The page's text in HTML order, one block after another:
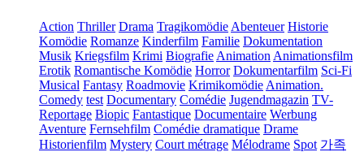
Action Thriller Drama Tragikomödie Abenteuer Historie
Komödie Romanze Kinderfilm Familie Dokumentation
Musik Kriegsfilm Krimi Biografie Animation Animationsfilm
Erotik Romantische Komödie Horror Dokumentarfilm Sci-Fi
Musical Fantasy Roadmovie Krimikomödie Animation.
Comedy test Documentary Comédie Jugendmagazin TV-
Reportage Biopic Fantastique Documentaire Werbung
Aventure Fernsehfilm Comédie dramatique Drame
Historienfilm Mystery Court métrage Mélodrame Spot 가족